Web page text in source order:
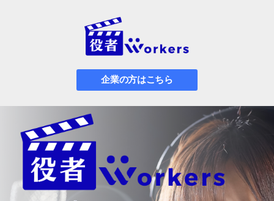
企業の方はこちら